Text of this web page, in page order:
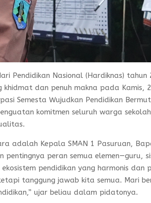
Pendidikan Nasional (Hardiknas) tahun
khidmat dan penuh makna pada Kamis,
Semesta Wujudkan Pendidikan
komitmen seluruh warga
adalah Kepala SMAN 1 Pasuruan,
pentingnya peran semua elemen—guru,
pendidikan yang harmonis dan
tanggung jawab kita semua. Mari
ujar beliau dalam pidatonya.